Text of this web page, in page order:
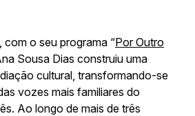
com o seu programa “Por Outro
Sousa Dias construiu uma
cultural, transformando-se
vozes mais familiares do
Ao longo de mais de três